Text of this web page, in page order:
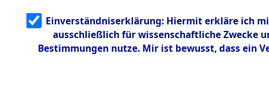
g
5.3.3
Todesmärsch
Einverständniserklärung: Hiermit erkläre ich
ausschließlich für wissenschaftliche Zwecke
Bestimmungen nutze. Mir ist bewusst, dass ein